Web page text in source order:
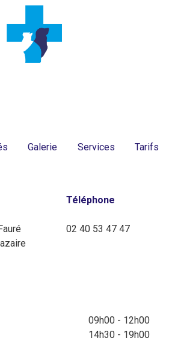
Galerie Services Tarifs
Téléphone
02 40 53 47 47
09h00 - 12h00
14h30 - 19h00